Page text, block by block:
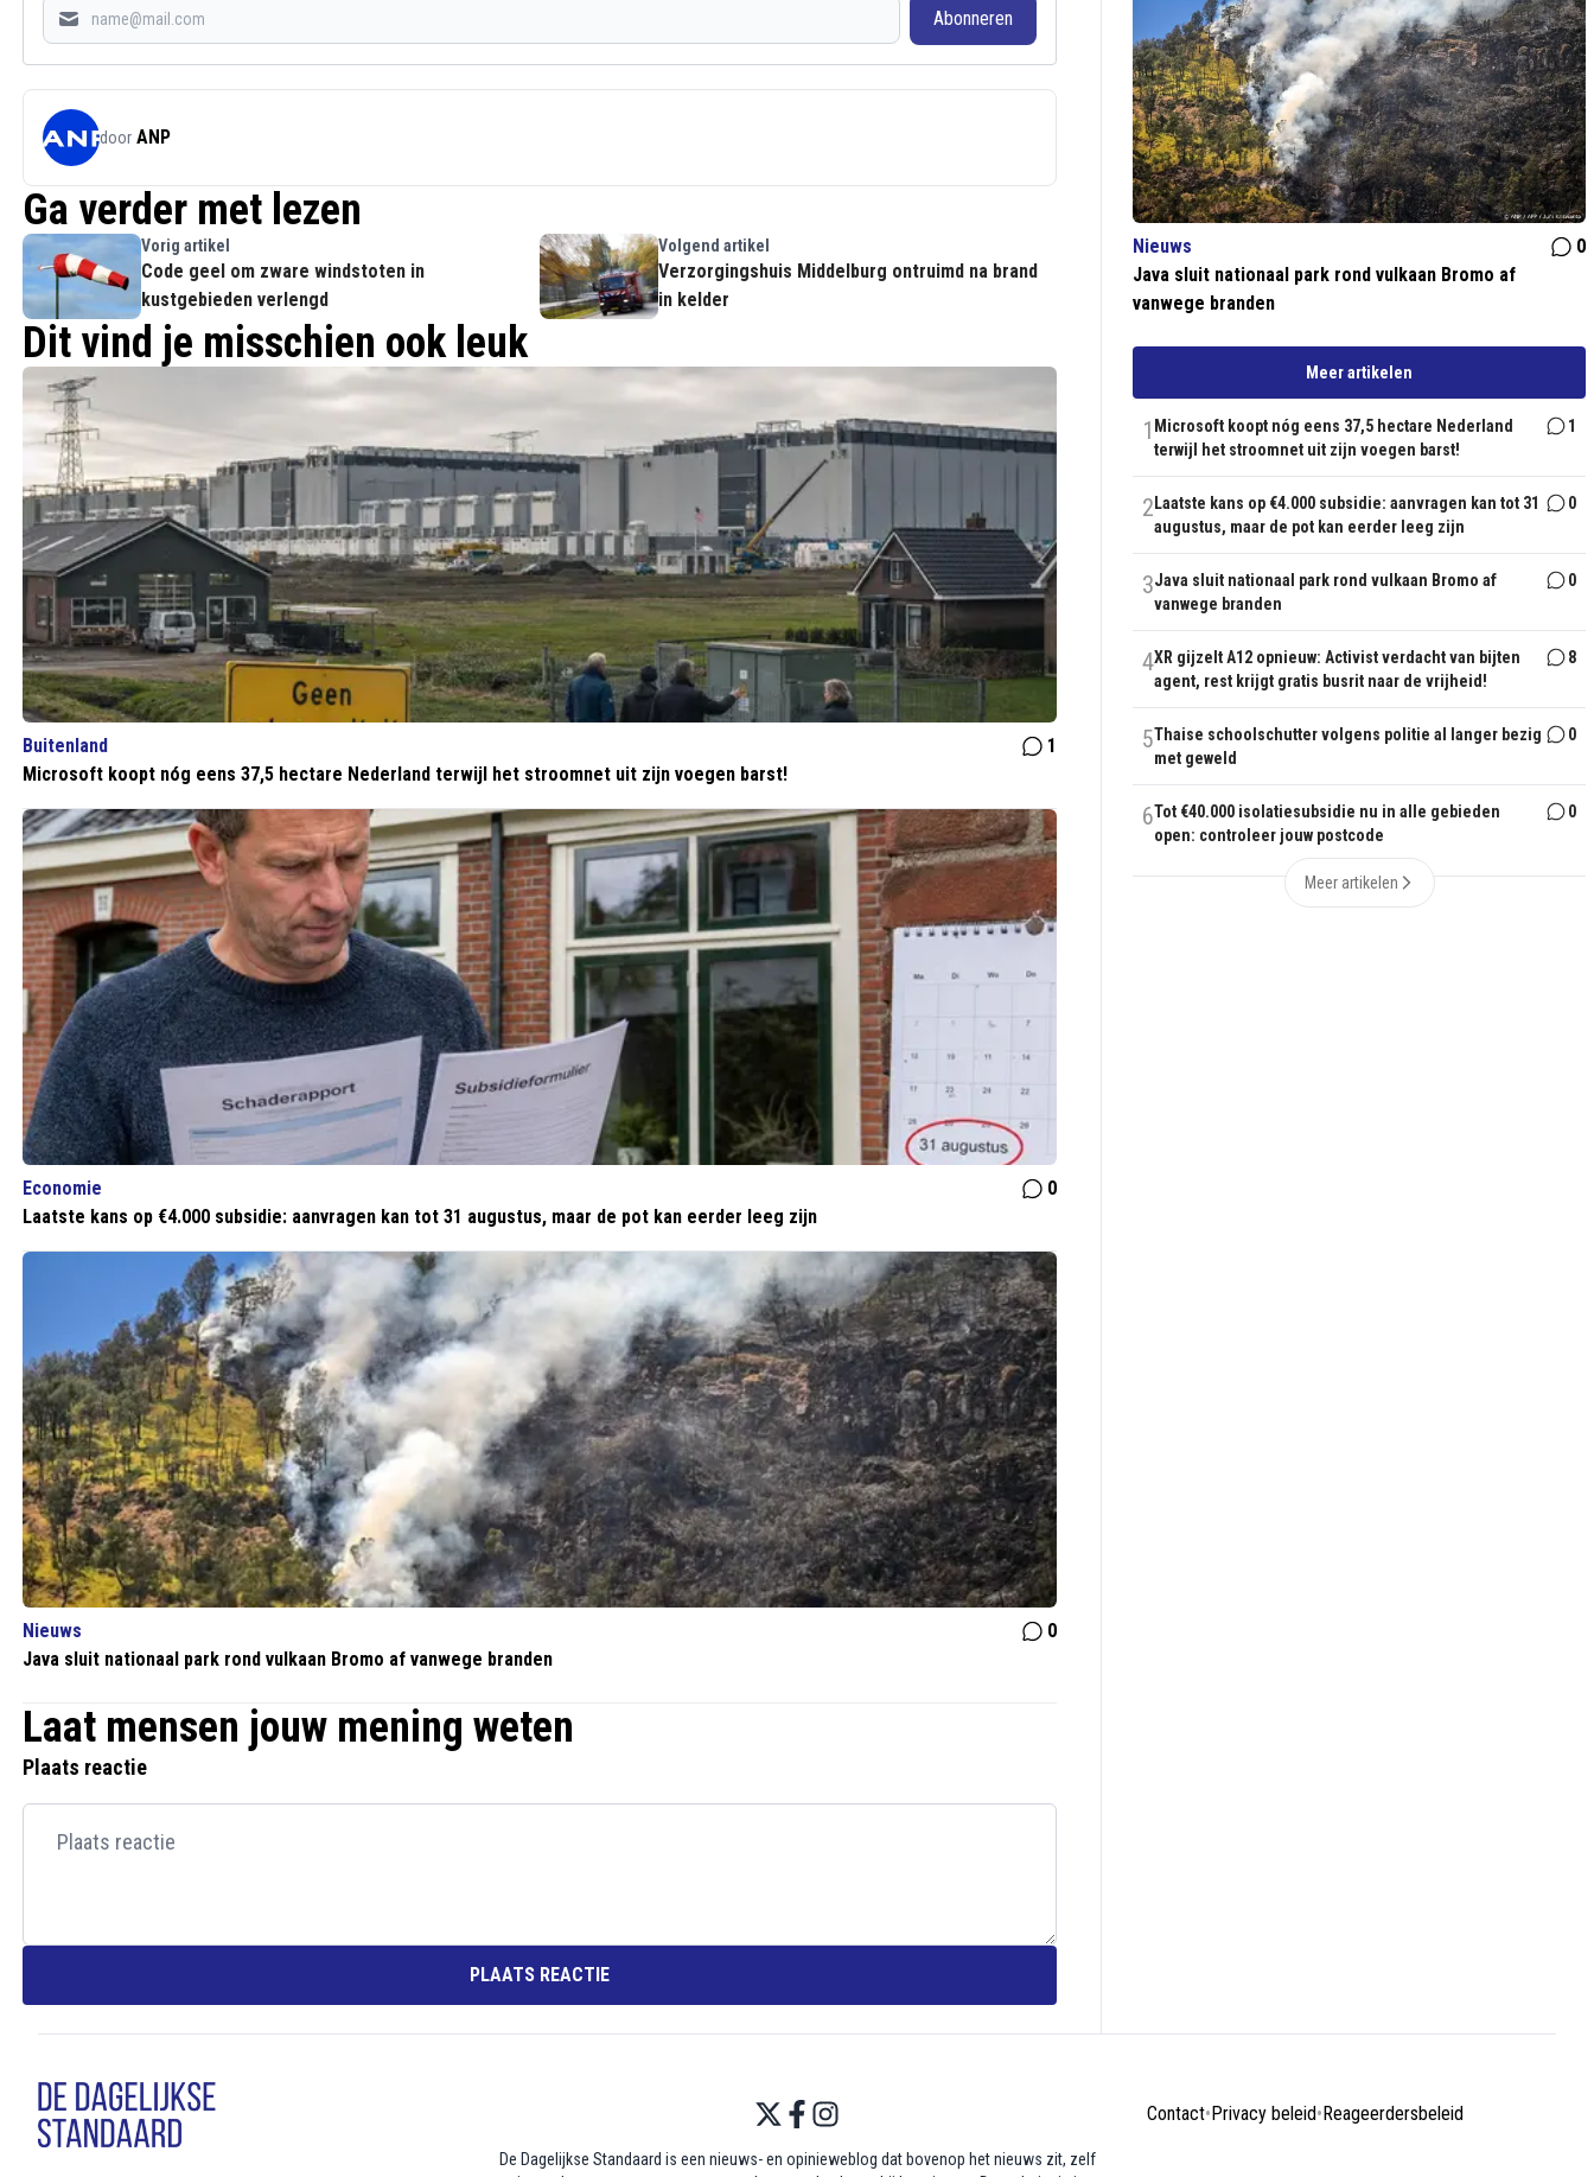
Abonneren
door ANP
Ga verder met lezen
Vorig artikel
Code geel om zware windstoten in
kustgebieden verlengd
Volgend artikel
Verzorgingshuis Middelburg ontruimd na brand
in kelder
Dit vind je misschien ook leuk
Buitenland
1
Microsoft koopt nóg eens 37,5 hectare Nederland terwijl het stroomnet uit zijn voegen barst!
Economie
0
Laatste kans op €4.000 subsidie: aanvragen kan tot 31 augustus, maar de pot kan eerder leeg zijn
Nieuws
0
Java sluit nationaal park rond vulkaan Bromo af vanwege branden
Laat mensen jouw mening weten
Plaats reactie
PLAATS REACTIE
Nieuws
0
Java sluit nationaal park rond vulkaan Bromo af
vanwege branden
Meer artikelen
1 Microsoft koopt nóg eens 37,5 hectare Nederland
terwijl het stroomnet uit zijn voegen barst!
1
2 Laatste kans op €4.000 subsidie: aanvragen kan tot 31
augustus, maar de pot kan eerder leeg zijn
0
3Java sluit nationaal park rond vulkaan Bromo af
vanwege branden
0
4XR gijzelt A12 opnieuw: Activist verdacht van bijten
agent, rest krijgt gratis busrit naar de vrijheid!
8
5Thaise schoolschutter volgens politie al langer bezig
met geweld
0
6Tot €40.000 isolatiesubsidie nu in alle gebieden
open: controleer jouw postcode
0
Meer artikelen
Contact• Privacy beleid• Reageerdersbeleid
De Dagelijkse Standaard is een nieuws- en opinieweblog dat bovenop het nieuws zit, zelf